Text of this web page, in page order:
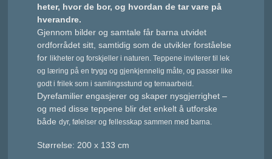
heter, hvor de bor, og hvordan de tar vare på
hverandre.
Gjennom bilder og samtale får barna utvidet
ordforrådet sitt, samtidig som de utvikler forståelse
forlikheter og forskjeller i naturen. Teppene inviterer til lek
og læring på en trygg og gjenkjennelig måte,og passer like
godt i frilek som i samlingsstund og temaarbeid.
Dyrefamilier engasjerer og skaper nysgjerrighet –
og med disse teppene blir det enkelt å utforske
bådedyr, følelser og fellesskap sammen med barna.
Størrelse: 200 x 133 cm